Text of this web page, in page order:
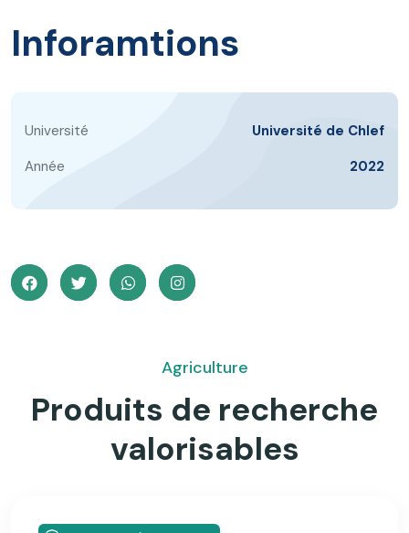
Inforamtions
Université
Université de Chlef
Année
2022
Agriculture
Produits de recherche
valorisables